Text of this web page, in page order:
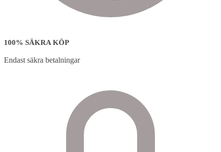
100% SÄKRA KÖP
Endast säkra betalningar